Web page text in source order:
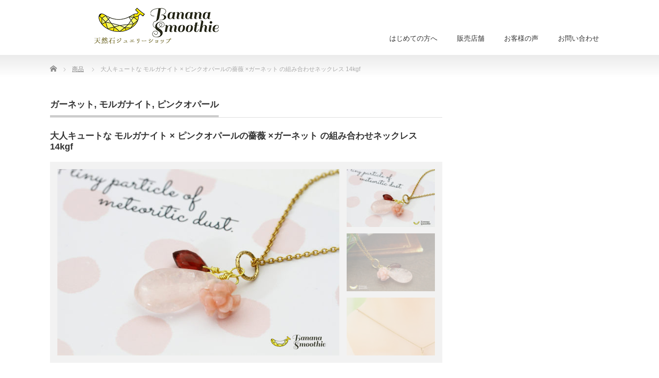
はじめての方へ 販売店舗 お客様の声 お問い合わせ
Home 商品 大人キュートな モルガナイト × ピンクオパールの薔薇 ×ガーネット の組み合わせネックレス 14kgf
ガーネット , モルガナイト , ピンクオパール
大人キュートな モルガナイト × ピンクオパールの薔薇 ×ガーネット の組み合わせネックレス
14kgf